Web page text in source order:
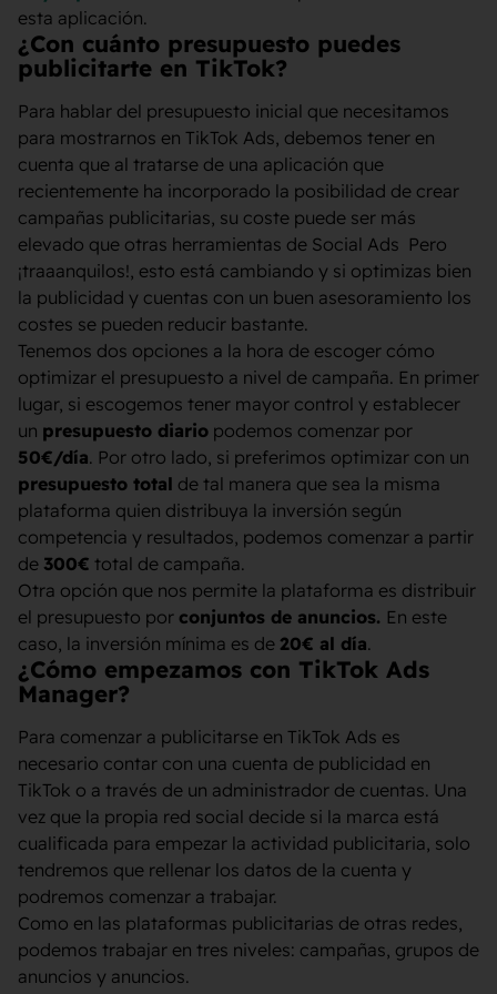
esta aplicación.
¿Con cuánto presupuesto puedes
publicitarte en TikTok?
Para hablar del presupuesto inicial que necesitamos
para mostrarnos en TikTok Ads, debemos tener en
cuenta que al tratarse de una aplicación que
recientemente ha incorporado la posibilidad de crear
campañas publicitarias, su coste puede ser más
elevado que otras herramientas de Social Ads Pero
¡traaanquilos!, esto está cambiando y si optimizas bien
la publicidad y cuentas con un buen asesoramiento los
costes se pueden reducir bastante.
Tenemos dos opciones a la hora de escoger cómo
optimizar el presupuesto a nivel de campaña. En primer
lugar, si escogemos tener mayor control y establecer
un presupuesto diario podemos comenzar por
50€/día. Por otro lado, si preferimos optimizar con un
presupuesto total de tal manera que sea la misma
plataforma quien distribuya la inversión según
competencia y resultados, podemos comenzar a partir
de 300€ total de campaña.
Otra opción que nos permite la plataforma es distribuir
el presupuesto por conjuntos de anuncios. En este
caso, la inversión mínima es de 20€ al día.
¿Cómo empezamos con TikTok Ads
Manager?
Para comenzar a publicitarse en TikTok Ads es
necesario contar con una cuenta de publicidad en
TikTok o a través de un administrador de cuentas. Una
vez que la propia red social decide si la marca está
cualificada para empezar la actividad publicitaria, solo
tendremos que rellenar los datos de la cuenta y
podremos comenzar a trabajar.
Como en las plataformas publicitarias de otras redes,
podemos trabajar en tres niveles: campañas, grupos de
anuncios y anuncios.